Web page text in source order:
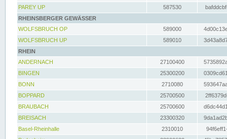
PAREY UP
587530
RHEINSBERGER GEWÄSSER
WOLFSBRUCH OP
589000
WOLFSBRUCH UP
589010
RHEIN
ANDERNACH
27100400
BINGEN
25300200
BONN
2710080
BOPPARD
25700500
BRAUBACH
25700600
BREISACH
23300320
Basel-Rheinhalle
2310010